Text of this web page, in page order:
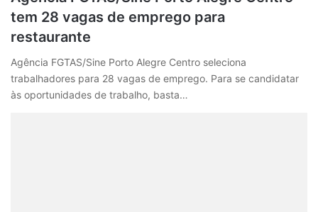
tem 28 vagas de emprego para
restaurante
Agência FGTAS/Sine Porto Alegre Centro seleciona
trabalhadores para 28 vagas de emprego. Para se candidatar
às oportunidades de trabalho, basta…